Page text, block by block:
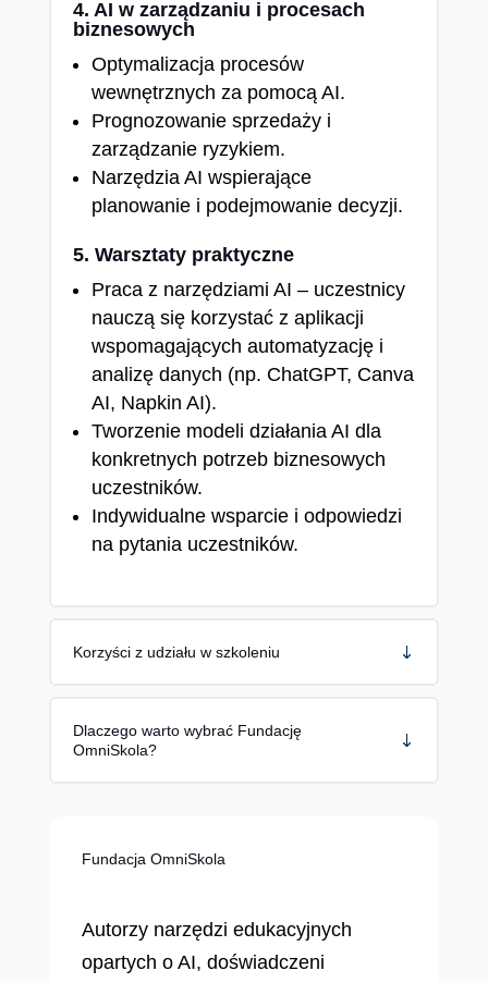
4. AI w zarządzaniu i procesach
biznesowych
Optymalizacja procesów
wewnętrznych za pomocą AI.
Prognozowanie sprzedaży i
zarządzanie ryzykiem.
Narzędzia AI wspierające
planowanie i podejmowanie decyzji.
5. Warsztaty praktyczne
Praca z narzędziami AI – uczestnicy
nauczą się korzystać z aplikacji
wspomagających automatyzację i
analizę danych (np. ChatGPT, Canva
AI, Napkin AI).
Tworzenie modeli działania AI dla
konkretnych potrzeb biznesowych
uczestników.
Indywidualne wsparcie i odpowiedzi
na pytania uczestników.
Korzyści z udziału w szkoleniu
Dlaczego warto wybrać Fundację
OmniSkola?
Fundacja OmniSkola
Autorzy narzędzi edukacyjnych
opartych o AI, doświadczeni